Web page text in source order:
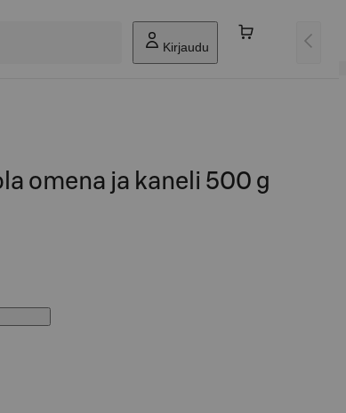
Kirjaudu
omena ja kaneli 500 g